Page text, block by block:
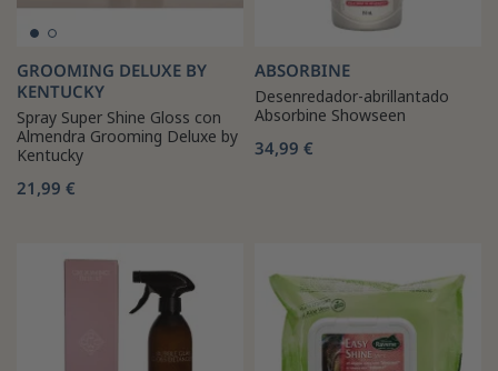
GROOMING DELUXE BY
KENTUCKY
Spray Super Shine Gloss con
Almendra Grooming Deluxe by
Kentucky
21,99 €
ABSORBINE
Desenredador-abrillantado
Absorbine Showseen
34,99 €